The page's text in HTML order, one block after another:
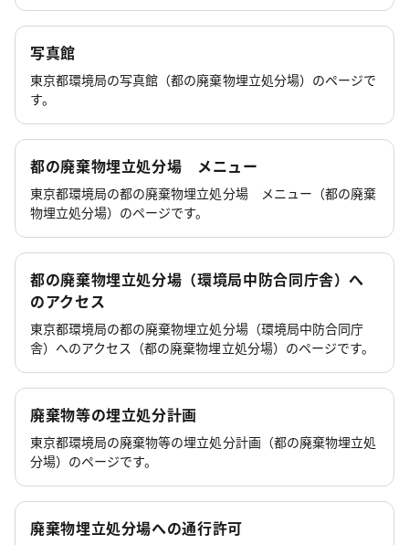
写真館
東京都環境局の写真館（都の廃棄物埋立処分場）のページで
す。
都の廃棄物埋立処分場 メニュー
東京都環境局の都の廃棄物埋立処分場 メニュー（都の廃棄
物埋立処分場）のページです。
都の廃棄物埋立処分場（環境局中防合同庁舎）へ
のアクセス
東京都環境局の都の廃棄物埋立処分場（環境局中防合同庁
舎）へのアクセス（都の廃棄物埋立処分場）のページです。
廃棄物等の埋立処分計画
東京都環境局の廃棄物等の埋立処分計画（都の廃棄物埋立処
分場）のページです。
廃棄物埋立処分場への通行許可